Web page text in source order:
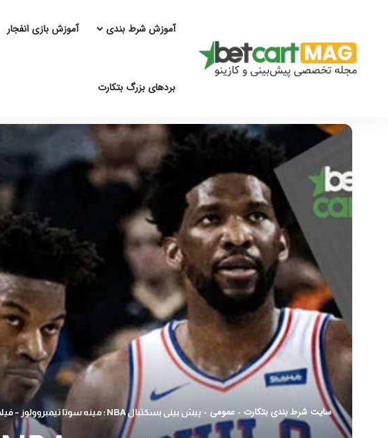
آموزش شرط بندی آموزش بازی انفجار
بردهای بزرگ بتکارت
سایت شرط بندی بتکارت - عمومی - پیش بینی بسکتبال NBA ؛ مینه سوتا تیمبروولوز – فیلادلفیا سونی سیکسرز